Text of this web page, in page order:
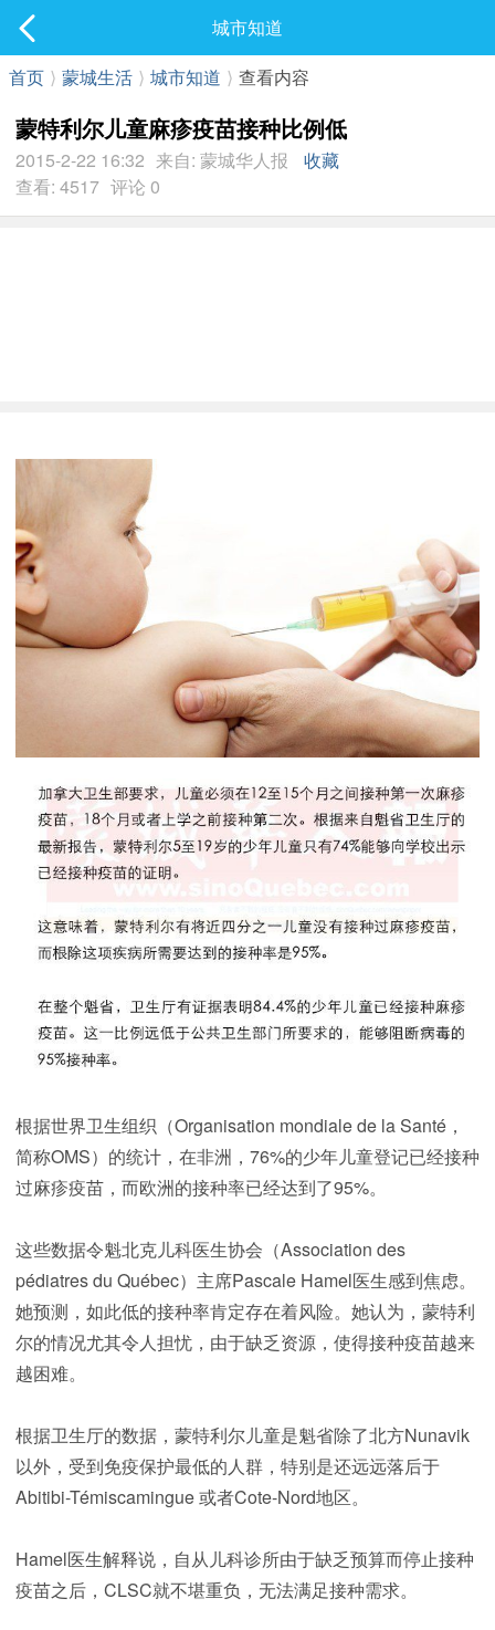
最新发表
城市知道
首页 ⟩ 蒙城生活 ⟩ 城市知道 ⟩ 查看内容
蒙特利尔儿童麻疹疫苗接种比例低
2015-2-22 16:32 来自: 蒙城华人报
收藏
查看: 4517 评论 0
根据世界卫生组织（Organisation mondiale de la Santé，
简称OMS）的统计，在非洲，76%的少年儿童登记已经接种
过麻疹疫苗，而欧洲的接种率已经达到了95%。
这些数据令魁北克儿科医生协会（Association des
pédiatres du Québec）主席Pascale Hamel医生感到焦虑。
她预测，如此低的接种率肯定存在着风险。她认为，蒙特利
尔的情况尤其令人担忧，由于缺乏资源，使得接种疫苗越来
越困难。
根据卫生厅的数据，蒙特利尔儿童是魁省除了北方Nunavik
以外，受到免疫保护最低的人群，特别是还远远落后于
Abitibi-Témiscamingue 或者Cote-Nord地区。
Hamel医生解释说，自从儿科诊所由于缺乏预算而停止接种
疫苗之后，CLSC就不堪重负，无法满足接种需求。